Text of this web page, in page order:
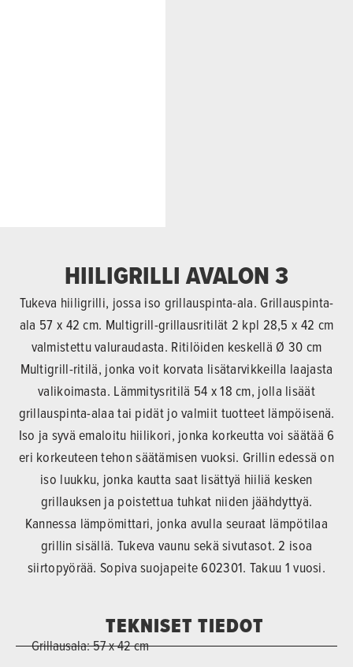
HIILIGRILLI AVALON 3
Tukeva hiiligrilli, jossa iso grillauspinta-ala. Grillauspinta-
ala 57 x 42 cm. Multigrill-grillausritilät 2 kpl 28,5 x 42 cm
valmistettu valuraudasta. Ritilöiden keskellä Ø 30 cm
Multigrill-ritilä, jonka voit korvata lisätarvikkeilla laajasta
valikoimasta. Lämmitysritilä 54 x 18 cm, jolla lisäät
grillauspinta-alaa tai pidät jo valmiit tuotteet lämpöisenä.
Iso ja syvä emaloitu hiilikori, jonka korkeutta voi säätää 6
eri korkeuteen tehon säätämisen vuoksi. Grillin edessä on
iso luukku, jonka kautta saat lisättyä hiiliä kesken
grillauksen ja poistettua tuhkat niiden jäähdyttyä.
Kannessa lämpömittari, jonka avulla seuraat lämpötilaa
grillin sisällä. Tukeva vaunu sekä sivutasot. 2 isoa
siirtopyörää. Sopiva suojapeite 602301. Takuu 1 vuosi.
TEKNISET TIEDOT
Grillausala: 57 x 42 cm